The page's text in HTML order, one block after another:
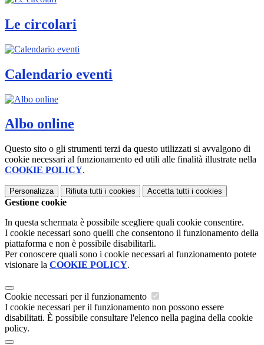
Le circolari
Calendario eventi
Albo online
Questo sito o gli strumenti terzi da questo utilizzati si avvalgono di
cookie necessari al funzionamento ed utili alle finalità illustrate nella
COOKIE POLICY.
Personalizza Rifiuta tutti i cookies Accetta tutti i cookies
Gestione cookie
In questa schermata è possibile scegliere quali cookie consentire.
I cookie necessari sono quelli che consentono il funzionamento della
piattaforma e non è possibile disabilitarli.
Per conoscere quali sono i cookie necessari al funzionamento potete
visionare la COOKIE POLICY.
Cookie necessari per il funzionamento
I cookie necessari per il funzionamento non possono essere
disabilitati. È possibile consultare l'elenco nella pagina della cookie
policy.